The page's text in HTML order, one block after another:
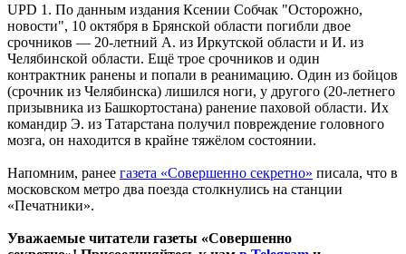
UPD 1. По данным издания Ксении Собчак "Осторожно,
новости", 10 октября в Брянской области погибли двое
срочников — 20-летний А. из Иркутской области и И. из
Челябинской области. Ещё трое срочников и один
контрактник ранены и попали в реанимацию. Один из бойцов
(срочник из Челябинска) лишился ноги, у другого (20-летнего
призывника из Башкортостана) ранение паховой области. Их
командир Э. из Татарстана получил повреждение головного
мозга, он находится в крайне тяжёлом состоянии.
Напомним, ранее газета «Совершенно секретно» писала, что в
московском метро два поезда столкнулись на станции
«Печатники».
Уважаемые читатели газеты «Совершенно